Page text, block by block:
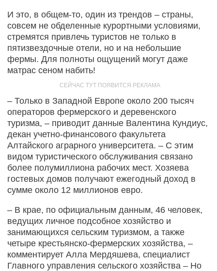
И это, в общем-то, один из трендов – страны,
совсем не обделенные курортными условиями,
стремятся привлечь туристов не только в
пятизвездочные отели, но и на небольшие
фермы. Для полноты ощущений могут даже
матрас сеном набить!
– Только в Западной Европе около 200 тысяч
операторов фермерского и деревенского
туризма, – приводит данные Валентина Кундиус,
декан учетно-финансового факультета
Алтайского аграрного университета. – С этим
видом туристического обслуживания связано
более полумиллиона рабочих мест. Хозяева
гостевых домов получают ежегодный доход в
сумме около 12 миллионов евро.
– В крае, по официальным данным, 46 человек,
ведущих личное подсобное хозяйство и
занимающихся сельским туризмом, а также
четыре крестьян­ско-фермерских хозяйства, –
комментирует Алла Мердяшева, специалист
Главного управления сельского хозяйства – Но